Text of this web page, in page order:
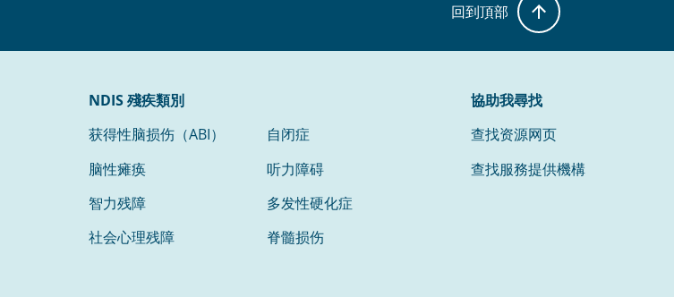
回到頂部
NDIS 殘疾類別
获得性脑损伤（ABI）
自闭症
脑性瘫痪
听力障碍
智力残障
多发性硬化症
社会心理残障
脊髓损伤
協助我尋找
查找资源网页
查找服務提供機構